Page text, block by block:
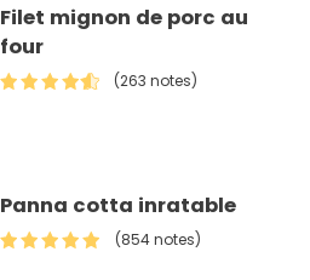
Filet mignon de porc au
four
(263 notes)
Panna cotta inratable
(854 notes)